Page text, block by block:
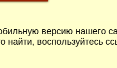
версию нашего
найти, воспользуйтесь